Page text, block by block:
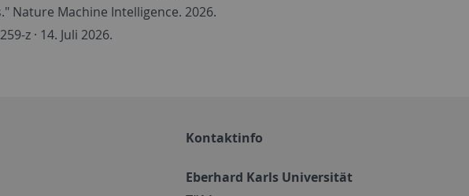
Nature Machine Intelligence. 2026.
z · 14. Juli 2026.
Kontaktinfo
Eberhard Karls Universität